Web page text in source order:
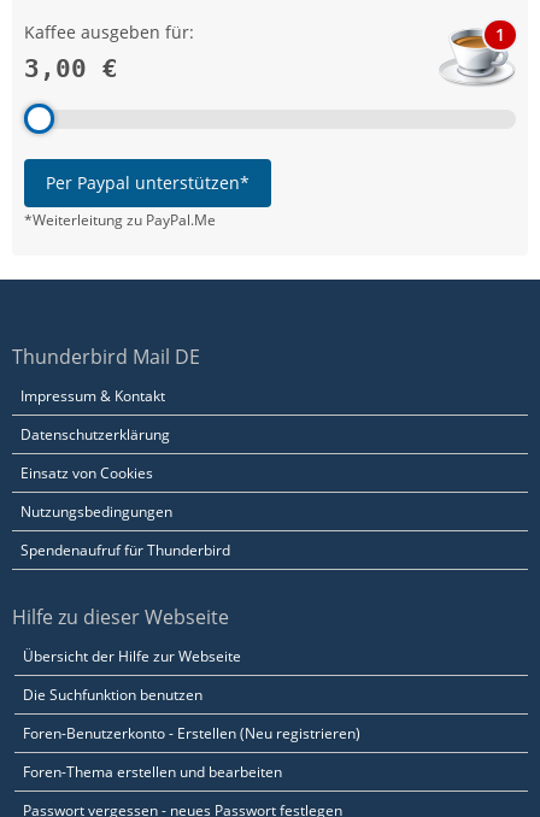
Kaffee ausgeben für:
3,00 €
1
Per Paypal unterstützen*
*Weiterleitung zu PayPal.Me
Thunderbird Mail DE
Impressum & Kontakt
Datenschutzerklärung
Einsatz von Cookies
Nutzungsbedingungen
Spendenaufruf für Thunderbird
Hilfe zu dieser Webseite
Übersicht der Hilfe zur Webseite
Die Suchfunktion benutzen
Foren-Benutzerkonto - Erstellen (Neu registrieren)
Foren-Thema erstellen und bearbeiten
Passwort vergessen - neues Passwort festlegen